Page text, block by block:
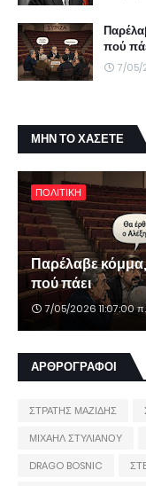
πού
7/05/
ΜΗΝ ΤΟ ΧΑΣΕΤΕ
ΠΟΛΙΤΙΚΗ
Παρέλαβε
πού πάει
7/05/2026 11:07:00
ΑΡΘΡΟΓΡΑΦΟΙ
ΣΤΡΑΤΗΣ ΜΑΖΙΔΗΣ
ΜΙΧΑΗΛ ΣΤΥΛΙΑΝΟΥ
DRAGO BOSNIC